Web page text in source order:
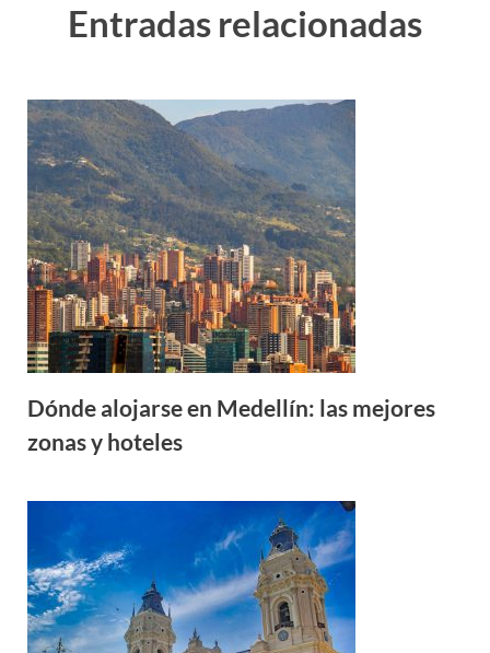
Entradas relacionadas
Dónde alojarse en Medellín: las mejores
zonas y hoteles